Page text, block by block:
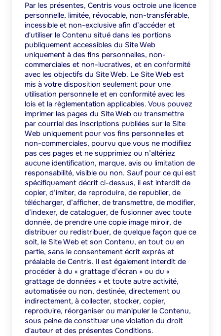
Par les présentes, Centris vous octroie une licence
personnelle, limitée, révocable, non-transférable,
incessible et non-exclusive afin d’accéder et
d'utiliser le Contenu situé dans les portions
publiquement accessibles du Site Web
uniquement à des fins personnelles, non-
commerciales et non-lucratives, et en conformité
avec les objectifs du Site Web. Le Site Web est
mis à votre disposition seulement pour une
utilisation personnelle et en conformité avec les
lois et la règlementation applicables. Vous pouvez
imprimer les pages du Site Web ou transmettre
par courriel des inscriptions publiées sur le Site
Web uniquement pour vos fins personnelles et
non-commerciales, pourvu que vous ne modifiiez
pas ces pages et ne supprimiez ou n’altériez
aucune identification, marque, avis ou limitation de
responsabilité, visible ou non. Sauf pour ce qui est
spécifiquement décrit ci-dessus, il est interdit de
copier, d’imiter, de reproduire, de republier, de
télécharger, d’afficher, de transmettre, de modifier,
d’indexer, de cataloguer, de fusionner avec toute
donnée, de prendre une copie image miroir, de
distribuer ou redistribuer, de quelque façon que ce
soit, le Site Web et son Contenu, en tout ou en
partie, sans le consentement écrit exprès et
préalable de Centris. Il est également interdit de
procéder à du « grattage d’écran » ou du «
grattage de données » et toute autre activité,
automatisée ou non, destinée, directement ou
indirectement, à collecter, stocker, copier,
reproduire, réorganiser ou manipuler le Contenu,
sous peine de constituer une violation du droit
d'auteur et des présentes Conditions.